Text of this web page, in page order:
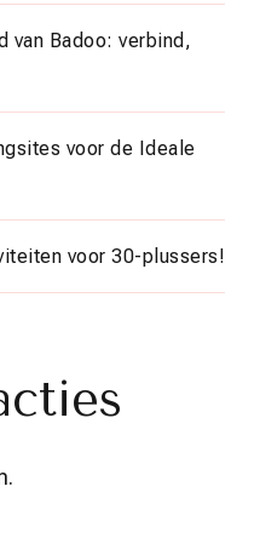
van Badoo: verbind,
voor de Ideale
voor 30-plussers!